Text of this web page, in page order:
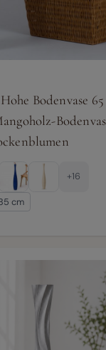
Bodenvase
+16
cm